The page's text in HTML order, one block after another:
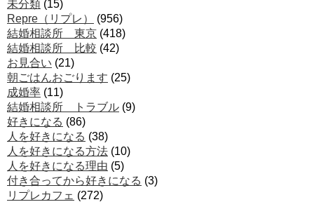
未分類 (15)
Repre（リプレ）
(956)
結婚相談所 東京 (418)
結婚相談所 比較 (42)
お見合い (21)
朝ごはんおごります (25)
成婚率 (11)
結婚相談所 トラブル (9)
好きになる (86)
人を好きになる (38)
人を好きになる方法 (10)
人を好きになる理由 (5)
付き合ってから好きになる (3)
リプレカフェ (272)